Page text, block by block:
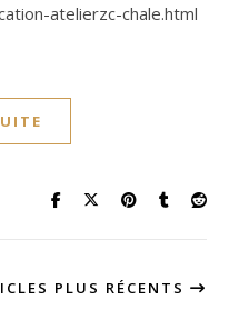
atelierzc-chale.html
PLUS RÉCENTS